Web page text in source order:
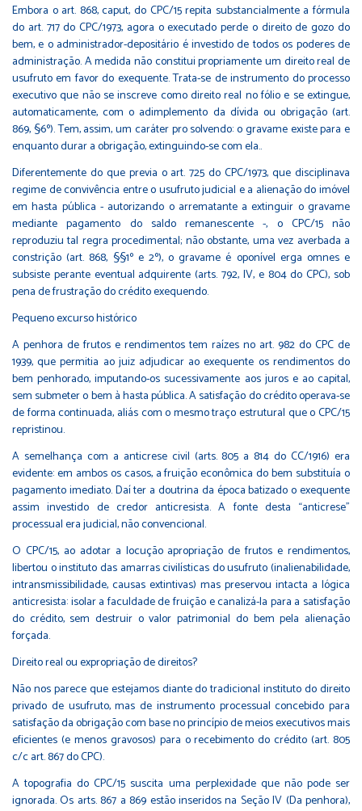
Embora o art. 868, caput, do CPC/15 repita substancialmente a fórmula
do art. 717 do CPC/1973, agora o executado perde o direito de gozo do
bem, e o administrador-depositário é investido de todos os poderes de
administração. A medida não constitui propriamente um direito real de
usufruto em favor do exequente. Trata-se de instrumento do processo
executivo que não se inscreve como direito real no fólio e se extingue,
automaticamente, com o adimplemento da dívida ou obrigação (art.
869, §6º). Tem, assim, um caráter pro solvendo: o gravame existe para e
enquanto durar a obrigação, extinguindo-se com ela..
Diferentemente do que previa o art. 725 do CPC/1973, que disciplinava
regime de convivência entre o usufruto judicial e a alienação do imóvel
em hasta pública - autorizando o arrematante a extinguir o gravame
mediante pagamento do saldo remanescente -, o CPC/15 não
reproduziu tal regra procedimental; não obstante, uma vez averbada a
constrição (art. 868, §§1º e 2º), o gravame é oponível erga omnes e
subsiste perante eventual adquirente (arts. 792, IV, e 804 do CPC), sob
pena de frustração do crédito exequendo.
Pequeno excurso histórico
A penhora de frutos e rendimentos tem raízes no art. 982 do CPC de
1939, que permitia ao juiz adjudicar ao exequente os rendimentos do
bem penhorado, imputando-os sucessivamente aos juros e ao capital,
sem submeter o bem à hasta pública. A satisfação do crédito operava-se
de forma continuada, aliás com o mesmo traço estrutural que o CPC/15
repristinou.
A semelhança com a anticrese civil (arts. 805 a 814 do CC/1916) era
evidente: em ambos os casos, a fruição econômica do bem substituía o
pagamento imediato. Daí ter a doutrina da época batizado o exequente
assim investido de credor anticresista. A fonte desta “anticrese”
processual era judicial, não convencional.
O CPC/15, ao adotar a locução apropriação de frutos e rendimentos,
libertou o instituto das amarras civilísticas do usufruto (inalienabilidade,
intransmissibilidade, causas extintivas) mas preservou intacta a lógica
anticresista: isolar a faculdade de fruição e canalizá-la para a satisfação
do crédito, sem destruir o valor patrimonial do bem pela alienação
forçada.
Direito real ou expropriação de direitos?
Não nos parece que estejamos diante do tradicional instituto do direito
privado de usufruto, mas de instrumento processual concebido para
satisfação da obrigação com base no princípio de meios executivos mais
eficientes (e menos gravosos) para o recebimento do crédito (art. 805
c/c art. 867 do CPC).
A topografia do CPC/15 suscita uma perplexidade que não pode ser
ignorada. Os arts. 867 a 869 estão inseridos na Seção IV (Da penhora),